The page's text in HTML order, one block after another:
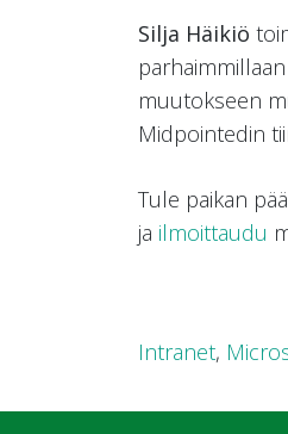
Silja Häikiö
muutokseen
Midpointedin
Tule paikan
ja ilmoittaudu
Intranet,